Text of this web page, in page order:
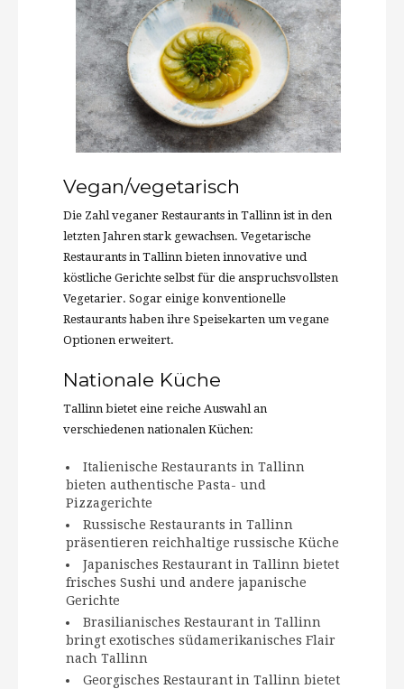
Vegan/vegetarisch
Die Zahl veganer Restaurants in Tallinn ist in den
letzten Jahren stark gewachsen. Vegetarische
Restaurants in Tallinn bieten innovative und
köstliche Gerichte selbst für die anspruchsvollsten
Vegetarier. Sogar einige konventionelle
Restaurants haben ihre Speisekarten um vegane
Optionen erweitert.
Nationale Küche
Tallinn bietet eine reiche Auswahl an
verschiedenen nationalen Küchen:
Italienische Restaurants in Tallinn
bieten authentische Pasta- und
Pizzagerichte
Russische Restaurants in Tallinn
präsentieren reichhaltige russische Küche
Japanisches Restaurant in Tallinn bietet
frisches Sushi und andere japanische
Gerichte
Brasilianisches Restaurant in Tallinn
bringt exotisches südamerikanisches Flair
nach Tallinn
Georgisches Restaurant in Tallinn bietet